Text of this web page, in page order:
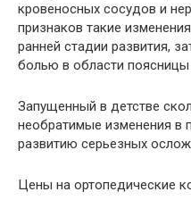
кровеносных сосудов и
признаков такие
ранней стадии развития,
болью в области поясницы
Запущенный в детстве
необратимые изменения в
развитию серьезных
Цены на ортопедические